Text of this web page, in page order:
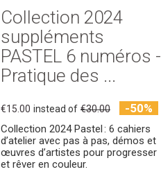
Collection 2024
suppléments
PASTEL 6 numéros -
Pratique des ...
€15.00 instead of €30.00 -50%
Collection 2024 Pastel : 6 cahiers
d’atelier avec pas à pas, démos et
œuvres d’artistes pour progresser
et rêver en couleur.